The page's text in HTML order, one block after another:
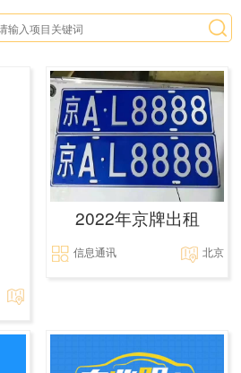
2022年京牌出租
信息通讯 北京